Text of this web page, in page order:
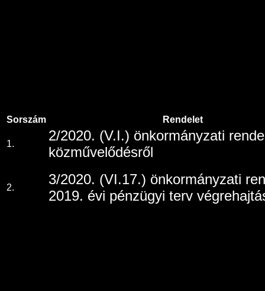
Sorszám Rendelet
1.
2/2020. (V.I.) önkormányzati
közművelődésről
2.
3/2020. (VI.17.) önkormányzati
2019. évi pénzügyi terv